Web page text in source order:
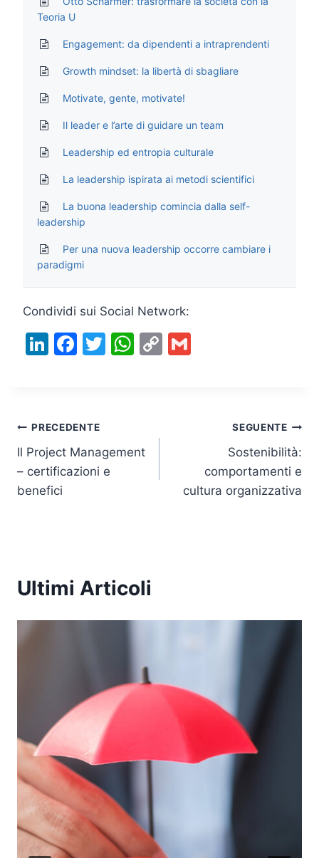
Teoria U
Engagement: da dipendenti a intraprendenti
Growth mindset: la libertà di sbagliare
Motivate, gente, motivate!
Il leader e l’arte di guidare un team
Leadership ed entropia culturale
La leadership ispirata ai metodi scientifici
La buona leadership comincia dalla self-
leadership
Per una nuova leadership occorre cambiare i
paradigmi
Condividi sui Social Network:
Li
dI
n
F
b
o
o
T
W
p
C
Navigazione
articoli
PRECEDENTE
Il Project Management
– certificazioni e
benefici
SEGUENTE
Sostenibilità:
comportamenti e
cultura organizzativa
Ultimi Articoli